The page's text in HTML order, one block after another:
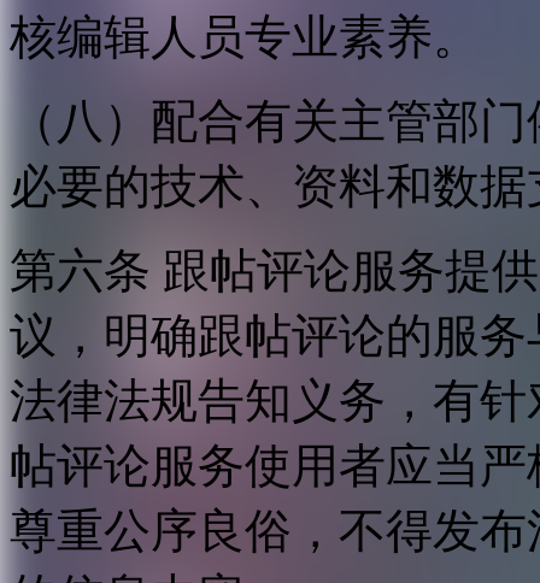
核编辑人员专业素养。
（八）配合有关主管部
必要的技术、资料和数
第六条 跟帖评论服务提
议，明确跟帖评论的服
法律法规告知义务，有
帖评论服务使用者应当
尊重公序良俗，不得发